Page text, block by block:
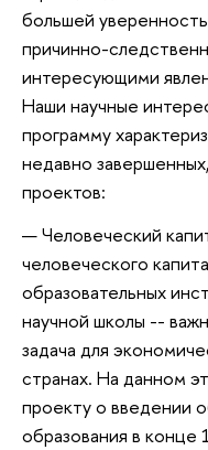
большей
причинно-
интересующими
Наши научные
программу
недавно
проектов:
Человеческий
человеческого
образовательных
научной школы --
задача для
странах. На данном
проекту о введении
образования в конце